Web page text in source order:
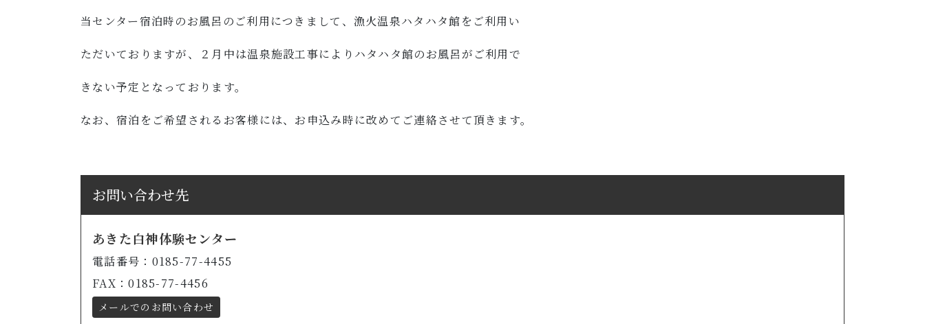
当センター宿泊時のお風呂のご利用につきまして、漁火温泉ハタハタ館をご利用い
ただいておりますが、２月中は温泉施設工事によりハタハタ館のお風呂がご利用で
きない予定となっております。
なお、宿泊をご希望されるお客様には、お申込み時に改めてご連絡させて頂きます。
お問い合わせ先
あきた白神体験センター
電話番号：0185-77-4455
FAX：0185-77-4456
メールでのお問い合わせ